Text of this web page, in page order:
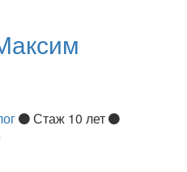
Стаж 10 лет